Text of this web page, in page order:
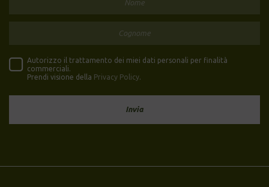
Autorizzo il trattamento dei miei dati personali per finalità
commerciali.
Prendi visione della Privacy Policy.